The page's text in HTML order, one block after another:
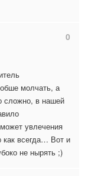
0
молчать, а
сложно, в нашей
увлечения
как всегда… Вот и
не нырять ;)